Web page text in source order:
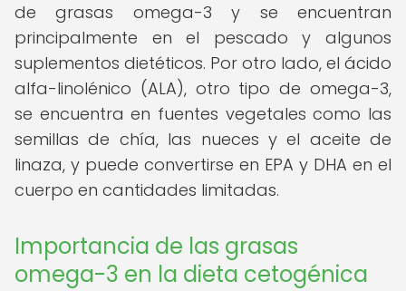
de grasas omega-3 y se encuentran
principalmente en el pescado y algunos
suplementos dietéticos. Por otro lado, el ácido
alfa-linolénico (ALA), otro tipo de omega-3,
se encuentra en fuentes vegetales como las
semillas de chía, las nueces y el aceite de
linaza, y puede convertirse en EPA y DHA en el
cuerpo en cantidades limitadas.
Importancia de las grasas
omega-3 en la dieta cetogénica